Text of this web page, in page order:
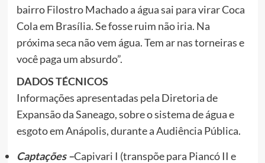
bairro Filostro Machado a água sai para virar Coca
Cola em Brasília. Se fosse ruim não iria. Na
próxima seca não vem água. Tem ar nas torneiras e
você paga um absurdo”.
DADOS TÉCNICOS
Informações apresentadas pela Diretoria de
Expansão da Saneago, sobre o sistema de água e
esgoto em Anápolis, durante a Audiência Pública.
Captações –Capivari I (transpõe para Piancó II e